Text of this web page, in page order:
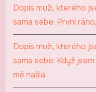
Dopis muži, kterého
sama sebe: První
Dopis muži, kterého
sama sebe: Když
mě našla